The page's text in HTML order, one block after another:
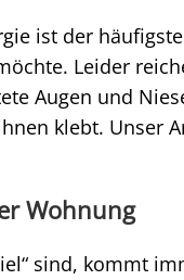
ist der
Leider
Augen und
klebt. Unser
Wohnung
sind, kommt